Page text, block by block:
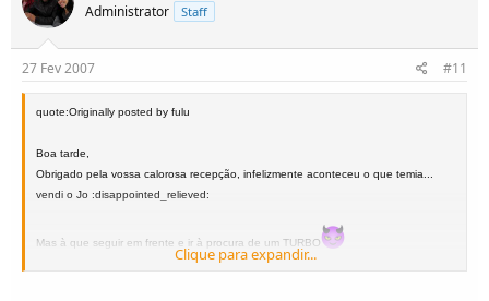
Administrator Staff
27 Fev 2007 #11
quote:Originally posted by fulu
Boa tarde,
Obrigado pela vossa calorosa recepção, infelizmente aconteceu o que temia...
vendi o Jo :disappointed_relieved:
Mas à que seguir em frente e ir à procura de um TURBO
Clique para expandir...